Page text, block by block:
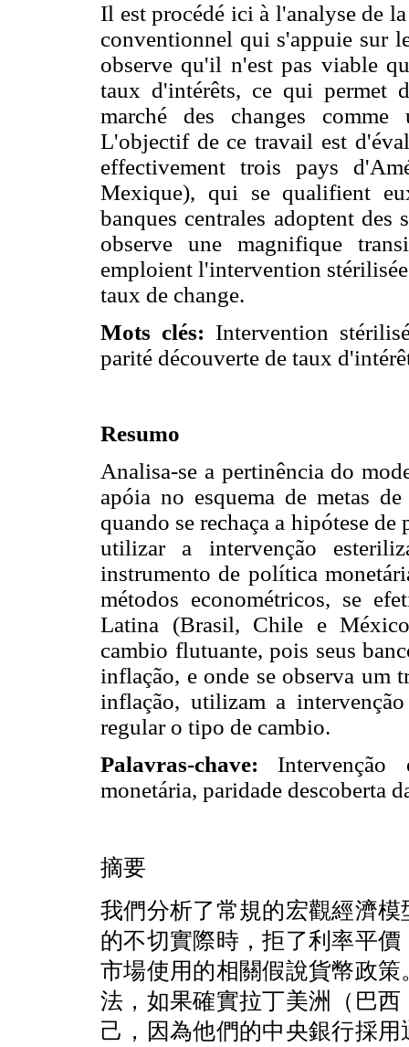
Il est procédé ici à l'analyse de
conventionnel qui s'appuie sur
observe qu'il n'est pas viable
taux d'intérêts, ce qui permet
marché des changes
L'objectif de ce travail est
effectivement trois pays
Mexique), qui se qualifient
banques centrales adoptent
observe une magnifique
emploient l'intervention
taux de change.
Mots clés: Intervention
parité découverte de taux
Resumo
Analisa-se a pertinência do
apóia no esquema de metas
quando se rechaça a hipótese
utilizar a intervenção
instrumento de política
métodos econométricos, se
Latina (Brasil, Chile e
cambio flutuante, pois seus
inflação, e onde se observa um
inflação, utilizam a
regular o tipo de cambio.
Palavras-chave: Intervenção
monetária, paridade descoberta
摘要
我們分析了常規的宏觀經濟
的不切實際時，拒了利率平
市場使用的相關假說貨幣政
法，如果確實拉丁美洲（巴
己，因為他們的中央銀行採